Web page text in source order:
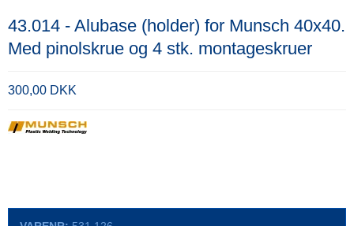
43.014 - Alubase (holder) for Munsch 40x40.
Med pinolskrue og 4 stk. montageskruer
300,00 DKK